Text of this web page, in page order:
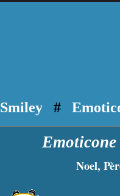
Smiley#
Noel,